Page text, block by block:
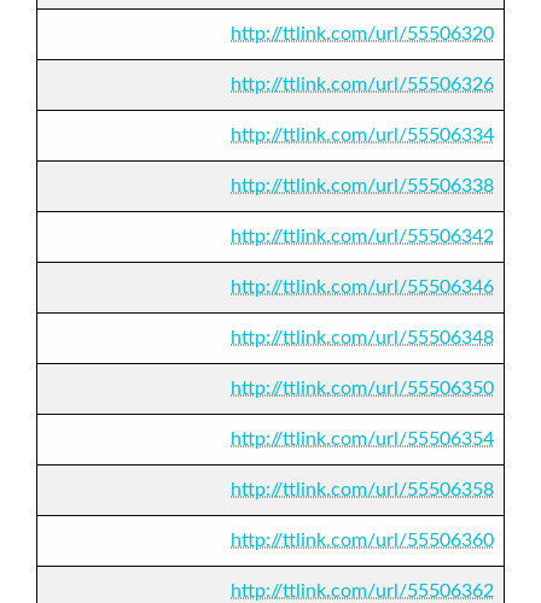
http://ttlink.com/url/55506320
http://ttlink.com/url/55506326
http://ttlink.com/url/55506334
http://ttlink.com/url/55506338
http://ttlink.com/url/55506342
http://ttlink.com/url/55506346
http://ttlink.com/url/55506348
http://ttlink.com/url/55506350
http://ttlink.com/url/55506354
http://ttlink.com/url/55506358
http://ttlink.com/url/55506360
http://ttlink.com/url/55506362